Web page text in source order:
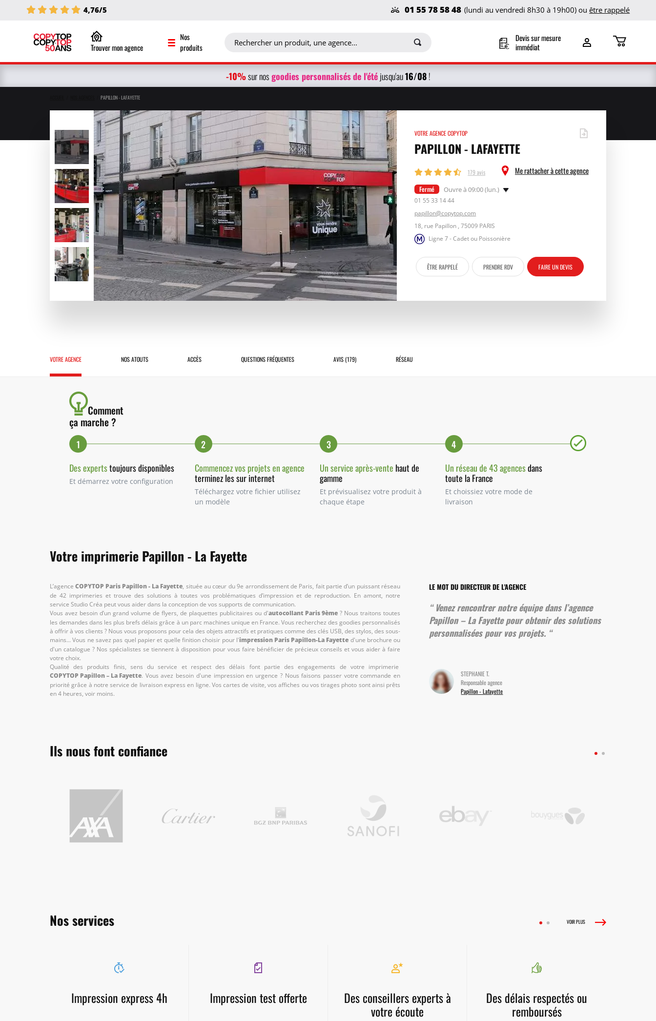
4,76/5 01 55 78 58 48 (lundi au vendredi 8h30 à 19h00) ouêtre rappelé
Trouver mon agence
Nos
produits
Devis sur mesure
immédiat
-10%sur nosgoodies personnalisésde l'étéjusqu'au16/08!
PAPILLON - LAFAYETTE
VOTRE AGENCE COPYTOP
PAPILLON - LAFAYETTE
179 avis Me rattacher à cette agence
Fermé Ouvre à 09:00 (lun.)
01 55 33 14 44
papillon@copytop.com
18, rue Papillon , 75009 PARIS
Ligne 7 - Cadet ou Poissonière
ÊTRE RAPPELÉ PRENDRE RDV FAIRE UN DEVIS
VOTRE AGENCE NOS ATOUTS ACCÈS QUESTIONS FRÉQUENTES AVIS (179) RÉSEAU
Comment
ça marche ?
1
Des expertstoujours disponibles
Et démarrez votre configuration
2
Commencez vos projets en agence
terminez les sur internet
Téléchargez votre fichier utilisez
un modèle
3
Un service après-vente haut de
gamme
Et prévisualisez votre produit à
chaque étape
4
Un réseau de 43 agencesdans
toute la France
Et choissiez votre mode de
livraison
Votre imprimerie Papillon - La Fayette
L’agenceCOPYTOP Paris Papillon - La Fayette , située au cœur du 9e arrondissement de Paris, fait partie d’un puissant réseau
de 42 imprimeries et trouve des solutions à toutes vos problématiques d’impression et de reproduction. En amont, notre
service Studio Créa peut vous aider dans la conception de vos supports de communication.
Vous avez besoin d’un grand volume de flyers, de plaquettes publicitaires ou d'autocollant Paris 9ème ? Nous traitons toutes
les demandes dans les plus brefs délais grâce à un parc machines unique en France. Vous recherchez des goodies personnalisés
à offrir à vos clients ? Nous vous proposons pour cela des objets attractifs et pratiques comme des clés USB, des stylos, des sous-
mains... Vous ne savez pas quel papier et quelle finition choisir pour l'impression Paris Papillon-La Fayette d'une brochure ou
d'un catalogue ? Nos spécialistes se tiennent à disposition pour vous faire bénéficier de précieux conseils et vous aider à faire
votre choix.
Qualité des produits finis, sens du service et respect des délais font partie des engagements de votre imprimerie
COPYTOP Papillon – La Fayette. Vous avez besoin d'une impression en urgence ? Nous faisons passer votre commande en
priorité grâce à notre service de livraison express en ligne. Vos cartes de visite, vos affiches ou vos tirages photo sont ainsi prêts
en 4 heures, voir moins.
LE MOT DU DIRECTEUR DE L'AGENCE
Venez rencontrer notre équipe dans l’agence
Papillon – La Fayette pour obtenir des solutions
personnalisées pour vos projets.
STEPHANIE T.
Responsable agence
Papillon - Lafayette
Ils nous font confiance
Nos services VOIR PLUS
Impression express 4h Impression test offerte Des conseillers experts à
votre écoute
Des délais respectés ou
remboursés